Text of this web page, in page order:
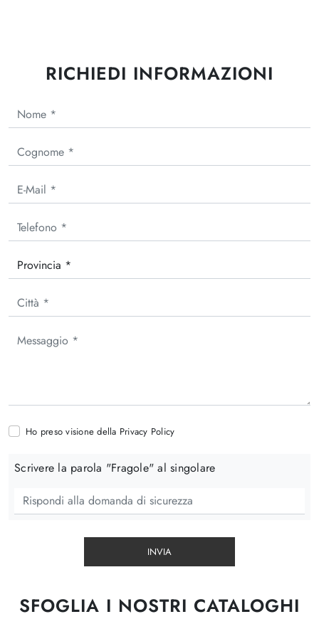
SFOGLIA I NOSTRI CATALOGHI
RICHIEDI INFORMAZIONI
Ho preso visione della Privacy Policy
Scrivere la parola "Fragole" al singolare
INVIA